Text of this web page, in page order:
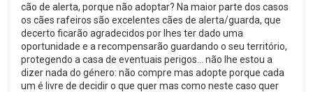
cão de alerta, porque não adoptar? Na maior parte dos casos
os cães rafeiros são excelentes cães de alerta/guarda, que
decerto ficarão agradecidos por lhes ter dado uma
oportunidade e a recompensarão guardando o seu território,
protegendo a casa de eventuais perigos... não lhe estou a
dizer nada do género: não compre mas adopte porque cada
um é livre de decidir o que quer mas como neste caso quer